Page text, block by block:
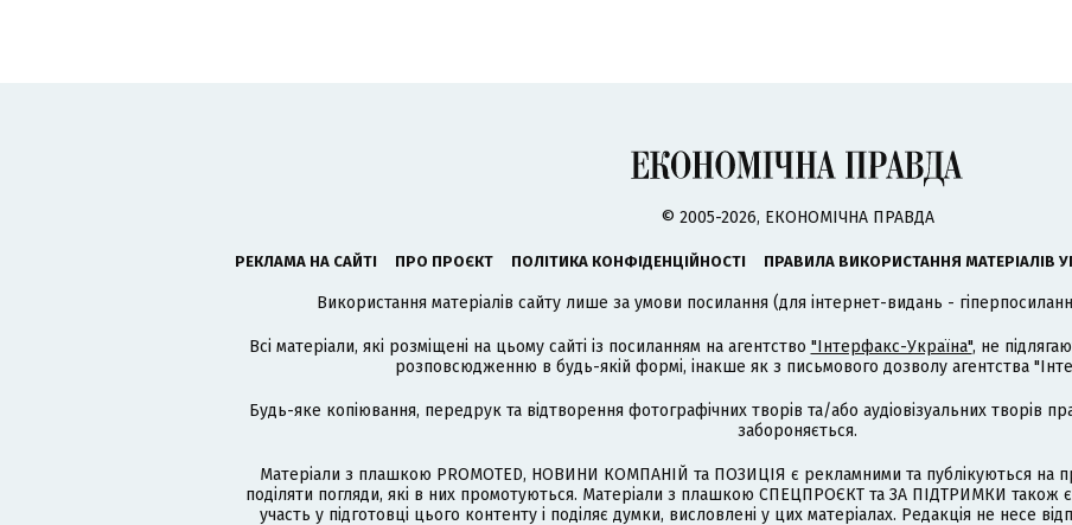
© 2005-2026, ЕКОНОМІЧНА ПРАВДА
РЕКЛАМА НА САЙТІ ПРО ПРОЄКТ ПОЛІТИКА КОНФІДЕНЦІЙНОСТІ ПРАВИЛА ВИКОРИСТАННЯ МАТЕРІАЛІВ
Використання матеріалів сайту лише за умови посилання (для інтернет-видань -
Всі матеріали, які розміщені на цьому сайті із посиланням на агентство "Інтерфакс-Україна", не
розповсюдженню в будь-якій формі, інакше як з письмового дозволу агентства
Будь-яке копіювання, передрук та відтворення фотографічних творів та/або аудіовізуальних творів
забороняється.
Матеріали з плашкою PROMOTED, НОВИНИ КОМПАНІЙ та ПОЗИЦІЯ є рекламними та публікуються на
поділяти погляди, які в них промотуються. Матеріали з плашкою СПЕЦПРОЄКТ та ЗА ПІДТРИМКИ також
участь у підготовці цього контенту і поділяє думки, висловлені у цих матеріалах. Редакція не несе